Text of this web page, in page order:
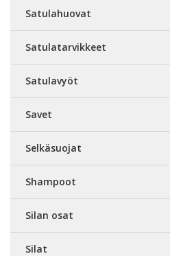
Satulahuovat
Satulatarvikkeet
Satulavyöt
Savet
Selkäsuojat
Shampoot
Silan osat
Silat